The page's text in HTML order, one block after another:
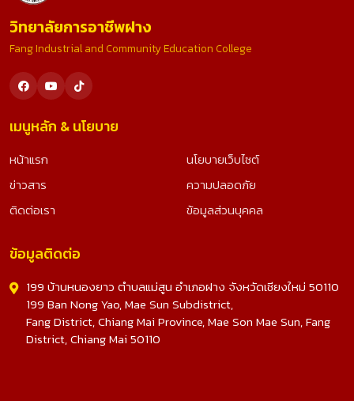
วิทยาลัยการอาชีพฝาง
Fang Industrial and Community Education College
เมนูหลัก & นโยบาย
หน้าแรก
ข่าวสาร
ติดต่อเรา
นโยบายเว็บไซต์
ความปลอดภัย
ข้อมูลส่วนบุคคล
ข้อมูลติดต่อ
199 บ้านหนองยาว ตำบลแม่สูน อำเภอฝาง จังหวัดเชียงใหม่ 50110
199 Ban Nong Yao, Mae Sun Subdistrict,
Fang District, Chiang Mai Province, Mae Son Mae Sun, Fang
District, Chiang Mai 50110